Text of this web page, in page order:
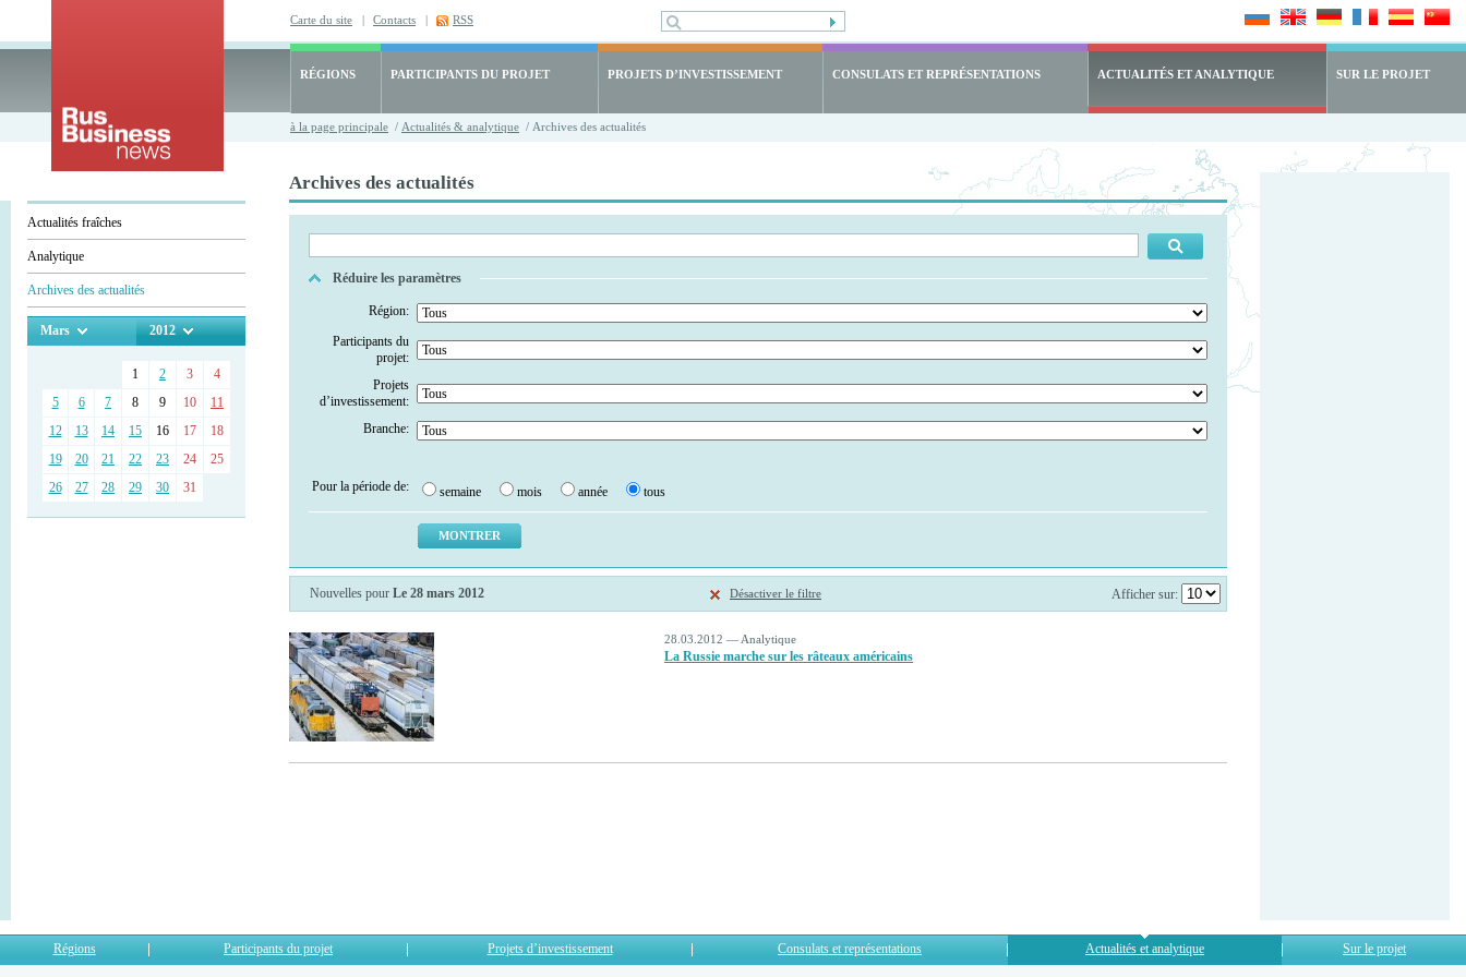
Carte du site | Contacts | RSS
RÉGIONS PARTICIPANTS DU PROJET PROJETS D’INVESTISSEMENT CONSULATS ET REPRÉSENTATIONS ACTUALITÉS ET ANALYTIQUE SUR LE PROJET
à la page principale / Actualités & analytique / Archives des actualités
Actualités fraîches
Analytique
Archives des actualités
Mars 2012
1 2 3
4
5
6 7 8 9 10
11
12
13 14 15 16 17
18
19
20 21 22 23 24
25
26
27 28 29 30 31
Archives des actualités
Réduire les paramètres
Région:
Participants du
projet:
Projets
d’investissement:
Branche:
Pour la période de: semaine mois année tous
Nouvelles pour Le 28 mars 2012 Désactiver le filtre Afficher sur:
28.03.2012 — Analytique
La Russie marche sur les râteaux américains
Régions Participants du projet Projets d’investissement Consulats et représentations Actualités et analytique Sur le projet